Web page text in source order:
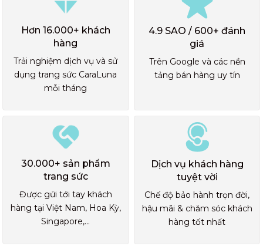
Hơn 16.000+ khách
hàng
Trải nghiệm dịch vụ và sử
dụng trang sức CaraLuna
mỗi tháng
4.9 SAO / 600+ đánh
giá
Trên Google và các nền
tảng bán hàng uy tín
30.000+ sản phẩm
trang sức
Được gửi tới tay khách
hàng tại Việt Nam, Hoa Kỳ,
Singapore,...
Dịch vụ khách hàng
tuyệt vời
Chế độ bảo hành trọn đời,
hậu mãi & chăm sóc khách
hàng tốt nhất